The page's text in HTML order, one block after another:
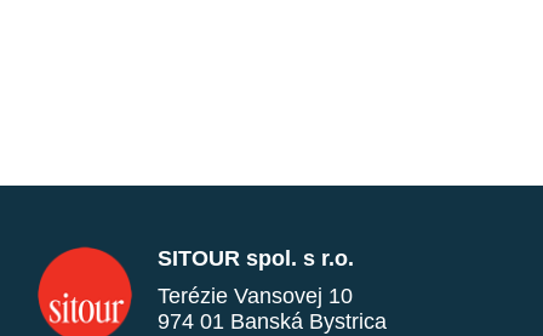
SITOUR spol. s r.o.
Terézie Vansovej 10
974 01 Banská Bystrica